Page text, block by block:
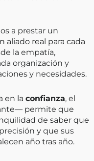
a prestar un
aliado real para cada
la empatía,
organización y
y necesidades.
en la confianza, el
permite que
de saber que
y que sus
año tras año.